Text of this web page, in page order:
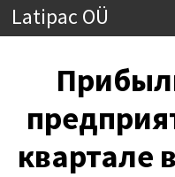
Latipac OÜ
квартале